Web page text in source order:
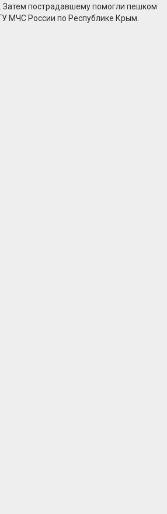
пострадавшему помогли пешком
МЧС России по Республике Крым.